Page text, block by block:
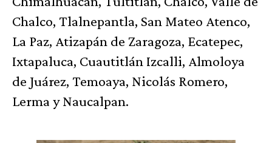
Chalco, Tlalnepantla, San Mateo Atenco,
La Paz, Atizapán de Zaragoza, Ecatepec,
Ixtapaluca, Cuautitlán Izcalli, Almoloya
de Juárez, Temoaya, Nicolás Romero,
Lerma y Naucalpan.